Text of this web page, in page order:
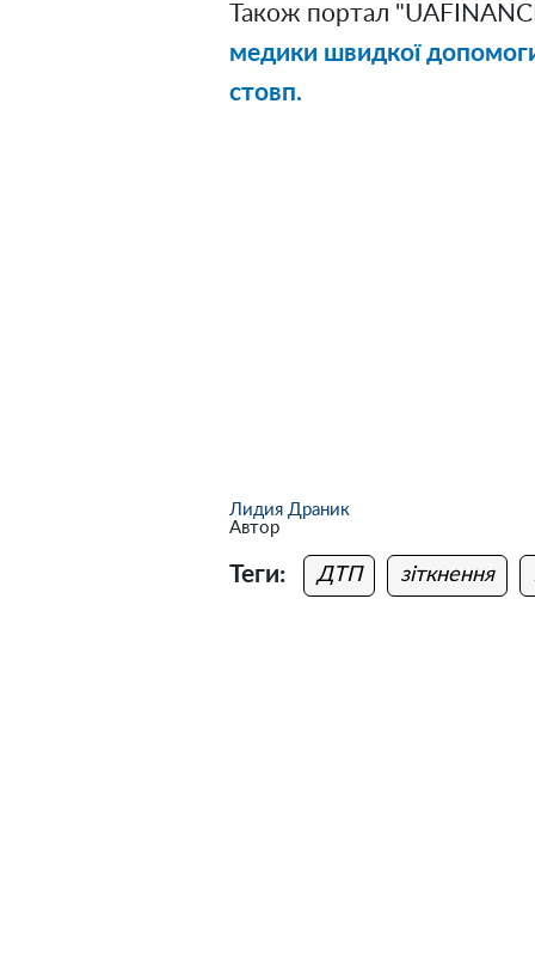
Також портал
медики швидкої
стовп.
Лидия Драник
Автор
Теги: ДТП зіткнення